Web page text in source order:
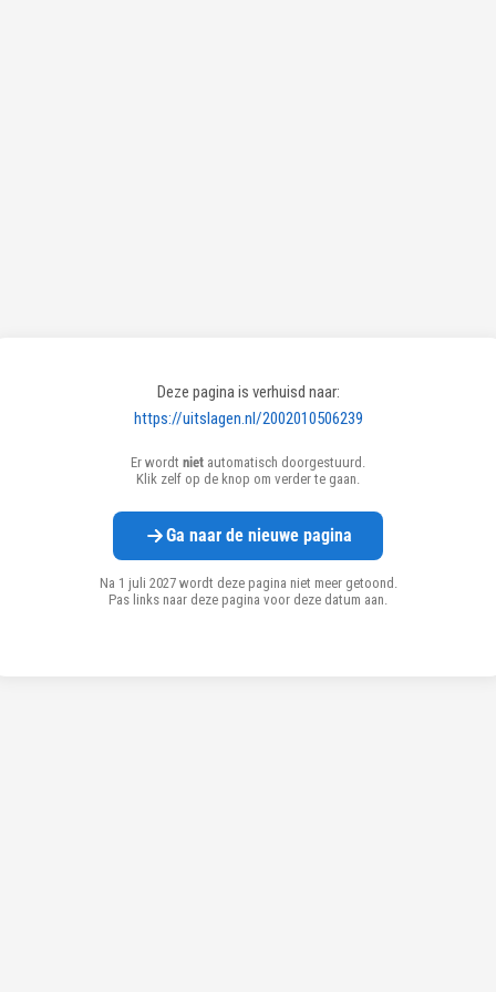
Deze pagina is verhuisd naar:
https://uitslagen.nl/2002010506239
Er wordt niet automatisch doorgestuurd.
Klik zelf op de knop om verder te gaan.
Ga naar de nieuwe pagina
Na 1 juli 2027 wordt deze pagina niet meer getoond.
Pas links naar deze pagina voor deze datum aan.